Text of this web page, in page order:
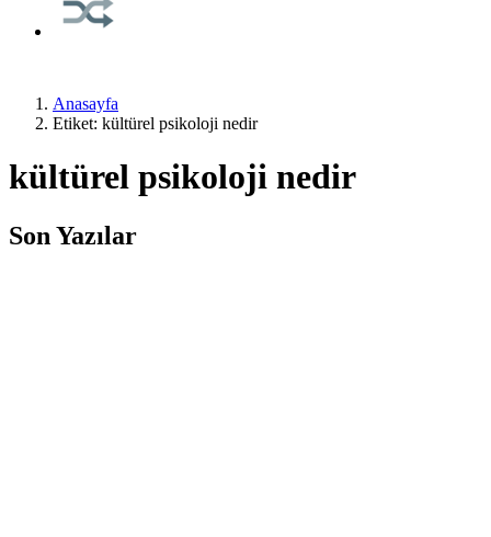
Anasayfa
Etiket: kültürel psikoloji nedir
kültürel psikoloji nedir
Son Yazılar